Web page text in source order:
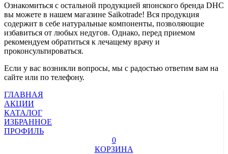
Ознакомиться с остальной продукцией японского бренда DHC
вы можете в нашем магазине Saikotrade! Вся продукция
содержит в себе натуральные компоненты, позволяющие
избавиться от любых недугов. Однако, перед приемом
рекомендуем обратиться к лечащему врачу и
проконсультироваться.
Если у вас возникли вопросы, мы с радостью ответим вам на
сайте или по телефону.
ГЛАВНАЯ
АКЦИИ
КАТАЛОГ
ИЗБРАННОЕ
ПРОФИЛЬ
0
КОРЗИНА